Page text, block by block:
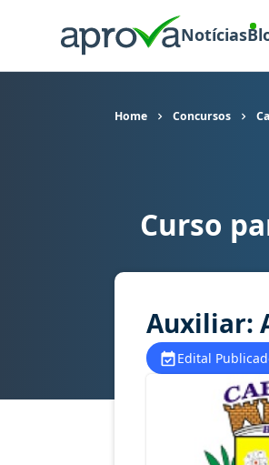
Notícias
Home Concursos
Curso para concurso
Curso
Auxiliar:
Edital